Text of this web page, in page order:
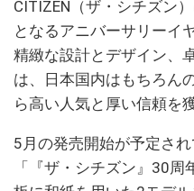
CITIZEN（ザ・シチズン
となるアニバーサリーイ
精緻な設計とデザイン、
は、日本国内はもちろん
ら高い人気と厚い信頼を
5月の発売開始が予定さ
「『ザ・シチズン』30